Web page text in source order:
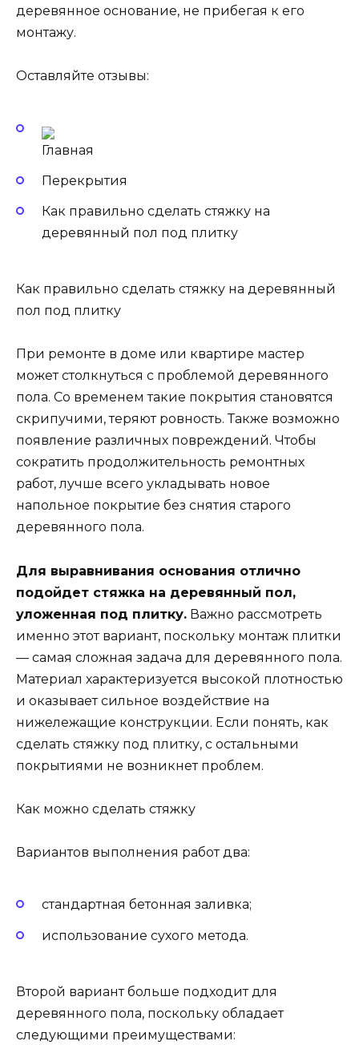
деревянное основание, не прибегая к его
монтажу.
Оставляйте отзывы:
Главная
Перекрытия
Как правильно сделать стяжку на
деревянный пол под плитку
Как правильно сделать стяжку на деревянный
пол под плитку
При ремонте в доме или квартире мастер
может столкнуться с проблемой деревянного
пола. Со временем такие покрытия становятся
скрипучими, теряют ровность. Также возможно
появление различных повреждений. Чтобы
сократить продолжительность ремонтных
работ, лучше всего укладывать новое
напольное покрытие без снятия старого
деревянного пола.
Для выравнивания основания отлично
подойдет стяжка на деревянный пол,
уложенная под плитку. Важно рассмотреть
именно этот вариант, поскольку монтаж плитки
— самая сложная задача для деревянного пола.
Материал характеризуется высокой плотностью
и оказывает сильное воздействие на
нижележащие конструкции. Если понять, как
сделать стяжку под плитку, с остальными
покрытиями не возникнет проблем.
Как можно сделать стяжку
Вариантов выполнения работ два:
стандартная бетонная заливка;
использование сухого метода.
Второй вариант больше подходит для
деревянного пола, поскольку обладает
следующими преимуществами: